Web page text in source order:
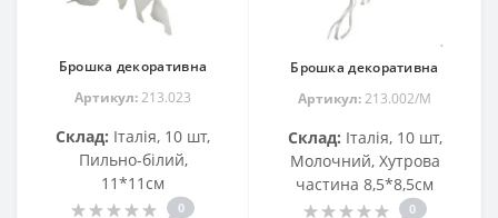
Брошка декоративна
Артикул:213.023
Склад: Італія, 10 шт,
Пильно-білий,
11*11см
0
Брошка декоративна
Артикул:213.002/М
Склад: Італія, 10 шт,
Молочний, Хутрова
частина 8,5*8,5см
0